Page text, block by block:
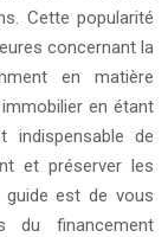
Cette popularité
concernant la
en matière
en étant
indispensable de
et préserver les
guide est de vous
du financement